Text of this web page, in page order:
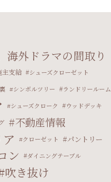
海外ドラマの間取り
主支給 シューズクローゼット
シンボルツリー ランドリールーム
シューズクローク ウッドデッキ
不動産情報
クローゼット パントリー
ン ダイニングテーブル
吹き抜け